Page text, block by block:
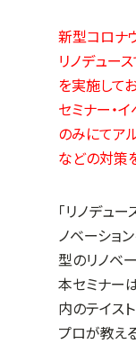
新型コロナ
リノデュー
を実施して
セミナー・
のみにてア
などの対策
「リノデュ
ノベーショ
型のリノベ
本セミナー
内のテイス
プロが教え